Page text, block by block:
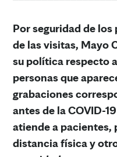
Por seguridad de
de las visitas, Mayo
su política respecto
personas que
grabaciones
antes de la COVID-
atiende a pacientes,
distancia física y